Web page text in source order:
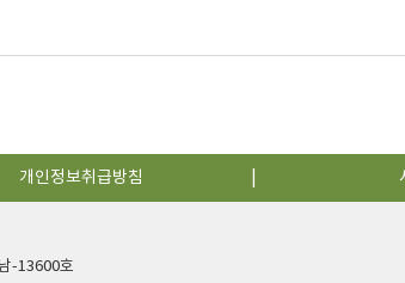
개인정보취급방침
-13600호